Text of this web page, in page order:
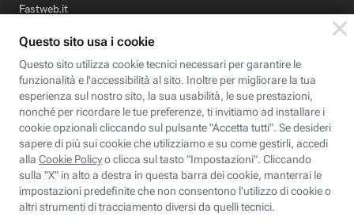
Fastweb.it
Formazione
Fastweb Digital Academy
STEP FuturAbility District
Insieme, siamo futuro